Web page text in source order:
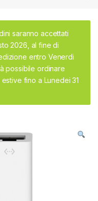
saranno accettati
2026, al fine di
entro Venerdi
possibile ordinare
fino a Lunedei 31